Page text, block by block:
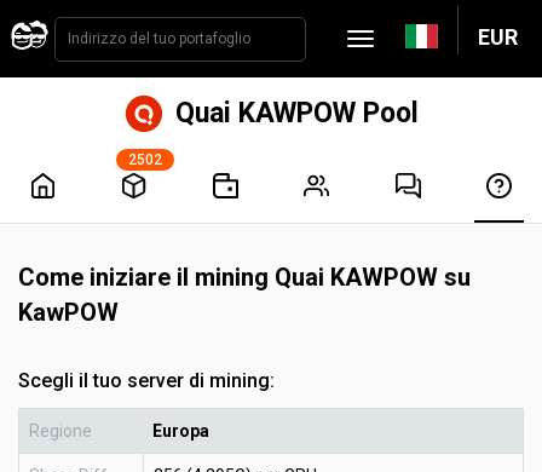
EUR
Quai KAWPOW Pool
2502
Come iniziare il mining Quai KAWPOW su
KawPOW
Scegli il tuo server di mining:
Regione Europa